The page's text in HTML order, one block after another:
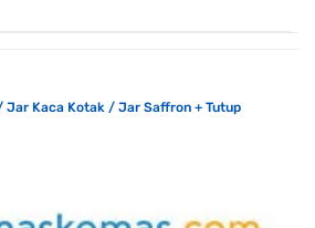
Jar Kaca Kotak / Jar Saffron + Tutup